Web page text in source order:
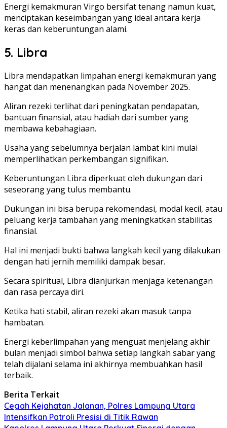
Energi kemakmuran Virgo bersifat tenang namun kuat,
menciptakan keseimbangan yang ideal antara kerja
keras dan keberuntungan alami.
5. Libra
Libra mendapatkan limpahan energi kemakmuran yang
hangat dan menenangkan pada November 2025.
Aliran rezeki terlihat dari peningkatan pendapatan,
bantuan finansial, atau hadiah dari sumber yang
membawa kebahagiaan.
Usaha yang sebelumnya berjalan lambat kini mulai
memperlihatkan perkembangan signifikan.
Keberuntungan Libra diperkuat oleh dukungan dari
seseorang yang tulus membantu.
Dukungan ini bisa berupa rekomendasi, modal kecil, atau
peluang kerja tambahan yang meningkatkan stabilitas
finansial.
Hal ini menjadi bukti bahwa langkah kecil yang dilakukan
dengan hati jernih memiliki dampak besar.
Secara spiritual, Libra dianjurkan menjaga ketenangan
dan rasa percaya diri.
Ketika hati stabil, aliran rezeki akan masuk tanpa
hambatan.
Energi keberlimpahan yang menguat menjelang akhir
bulan menjadi simbol bahwa setiap langkah sabar yang
telah dijalani selama ini akhirnya membuahkan hasil
terbaik.
Berita Terkait
Cegah Kejahatan Jalanan, Polres Lampung Utara
Intensifkan Patroli Presisi di Titik Rawan